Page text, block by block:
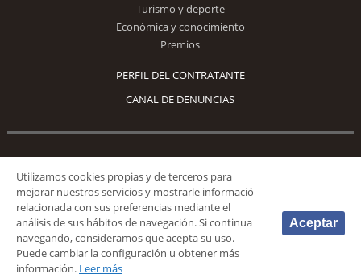
Turismo y deporte
Económica y conocimiento
Premios
PERFIL DEL CONTRATANTE
CANAL DE DENUNCIAS
Síguenos
© 2026 Fundación Deportiva Municipal Valencia |AVISO LEGAL
PRIVACIDAD
Utilizamos cookies propias y de terceros para
mejorar nuestros servicios y mostrarle informació
relacionada con sus preferencias mediante el
análisis de sus hábitos de navegación. Si continua
navegando, consideramos que acepta su uso.
Puede cambiar la configuración u obtener más
información. Leer más
Aceptar